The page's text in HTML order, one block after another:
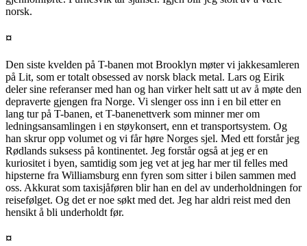
norsk.
¤
Den siste kvelden på T-banen mot Brooklyn møter vi jakkesamleren
på Lit, som er totalt obsessed av norsk black metal. Lars og Eirik
deler sine referanser med han og han virker helt satt ut av å møte den
depraverte gjengen fra Norge. Vi slenger oss inn i en bil etter en
lang tur på T-banen, et T-banenettverk som minner mer om
ledningsansamlingen i en støykonsert, enn et transportsystem. Og
han skrur opp volumet og vi får høre Norges sjel. Med ett forstår jeg
Rødlands suksess på kontinentet. Jeg forstår også at jeg er en
kuriositet i byen, samtidig som jeg vet at jeg har mer til felles med
hipsterne fra Williamsburg enn fyren som sitter i bilen sammen med
oss. Akkurat som taxisjåføren blir han en del av underholdningen for
reisefølget. Og det er noe søkt med det. Jeg har aldri reist med den
hensikt å bli underholdt før.
¤